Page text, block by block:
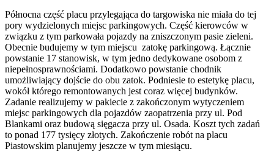
Północna część placu przylegająca do targowiska nie miała do tej
pory wydzielonych miejsc parkingowych. Część kierowców w
związku z tym parkowała pojazdy na zniszczonym pasie zieleni.
Obecnie budujemy w tym miejscu zatokę parkingową. Łącznie
powstanie 17 stanowisk, w tym jedno dedykowane osobom z
niepełnosprawnościami. Dodatkowo powstanie chodnik
umożliwiający dojście do obu zatok. Podniesie to estetykę placu,
wokół którego remontowanych jest coraz więcej budynków.
Zadanie realizujemy w pakiecie z zakończonym wytyczeniem
miejsc parkingowych dla pojazdów zaopatrzenia przy ul. Pod
Blankami oraz budową sięgacza przy ul. Osada. Koszt tych zadań
to ponad 177 tysięcy złotych. Zakończenie robót na placu
Piastowskim planujemy jeszcze w tym miesiącu.